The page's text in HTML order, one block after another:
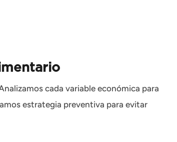
cada variable económica para
estrategia preventiva para evitar